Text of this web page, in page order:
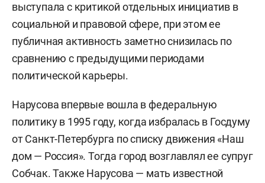
выступала с критикой отдельных инициатив в
социальной и правовой сфере, при этом ее
публичная активность заметно снизилась по
сравнению с предыдущими периодами
политической карьеры.
Нарусова впервые вошла в федеральную
политику в 1995 году, когда избралась в Госдуму
от Санкт-Петербурга по списку движения «Наш
дом — Россия». Тогда город возглавлял ее супруг
Собчак. Также Нарусова — мать известной